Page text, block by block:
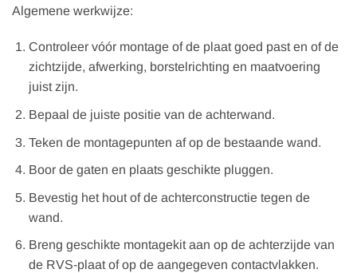
Algemene werkwijze:
Controleer vóór montage of de plaat goed past en of de
zichtzijde, afwerking, borstelrichting en maatvoering
juist zijn.
Bepaal de juiste positie van de achterwand.
Teken de montagepunten af op de bestaande wand.
Boor de gaten en plaats geschikte pluggen.
Bevestig het hout of de achterconstructie tegen de
wand.
Breng geschikte montagekit aan op de achterzijde van
de RVS-plaat of op de aangegeven contactvlakken.